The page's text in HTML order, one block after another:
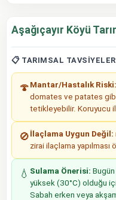
Aşağıçayır Köyü
📋 TARIMSAL TAVSIYELER
🍄 Mantar/Hastalık Riski:
domates ve patates gibi
tetikleyebilir. Koruyucu
🚫 İlaçlama Uygun Değil:
zirai ilaçlama yapılması
💧 Sulama Önerisi:
yüksek (30°C) olduğu
Sabah erken veya